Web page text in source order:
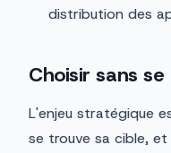
distribution des
Choisir sans
L'enjeu stratégique
se trouve sa cible,